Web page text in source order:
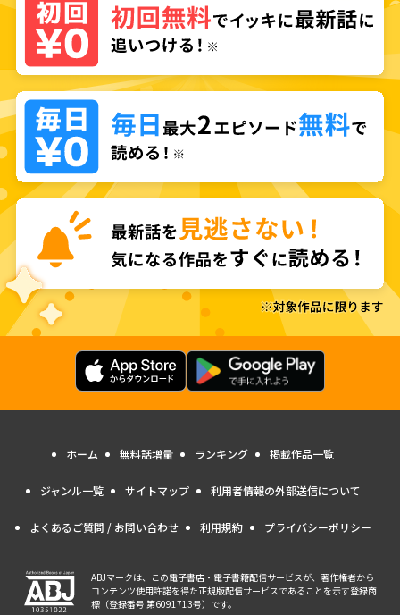
ホーム 無料話増量 ランキング 掲載作品一覧
ジャンル一覧 サイトマップ 利用者情報の外部送信について
よくあるご質問 / お問い合わせ 利用規約 プライバシーポリシー
ABJマークは、この電子書店・電子書籍配信サービスが、著作権者から
コンテンツ使用許諾を得た正規版配信サービスであることを示す登録商
標（登録番号 第6091713号）です。